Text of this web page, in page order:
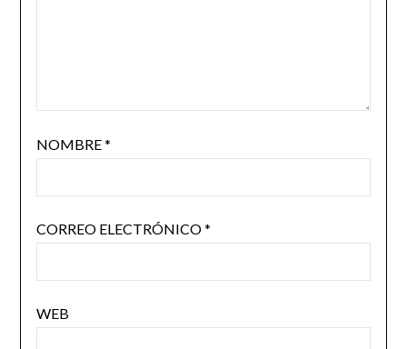
NOMBRE*
CORREO ELECTRÓNICO*
WEB